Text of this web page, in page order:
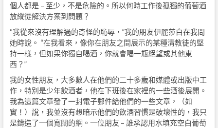
個人都是 – 至少，不是危險的。所以何時工作後孤獨的葡萄酒
放縱從解決方案到問題？
“我從來沒有理解過的奇怪的恥辱，”我的朋友伊麗莎白在我問
她時說。 “在我看來，像你在朋友之間展示的某種清教徒的堅
持一樣，但如果你獨自喝酒，你就會喝一瓶絕望或其他東
西？”
我的女性朋友，大多數人在他們的二十多歲和媒體或出版中工
作，特別是少年飲酒者，他在下班後在家裡的一些酒後展開。
我為這篇文章發了一封電子郵件給他們的一些文章，（如
實！）說，我並沒有想暗示他們的飲酒習慣是破壞性的，我只
是鑄造了一個寬闊的網。一位朋友 – 誰承認用水填充空白葡萄